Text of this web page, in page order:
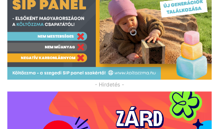
- Hirdetés -